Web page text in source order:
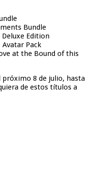
Bundle
Edition
Avatar Pack
at the Bound of this
próximo 8 de julio, hasta
de estos títulos a